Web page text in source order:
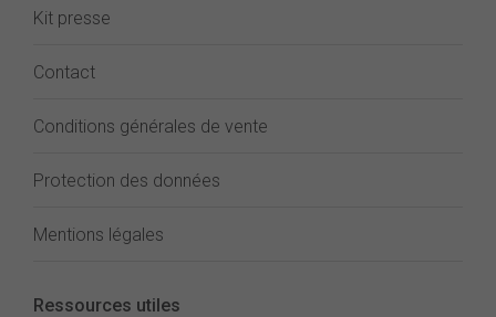
Kit presse
Contact
Conditions générales de vente
Protection des données
Mentions légales
Ressources utiles